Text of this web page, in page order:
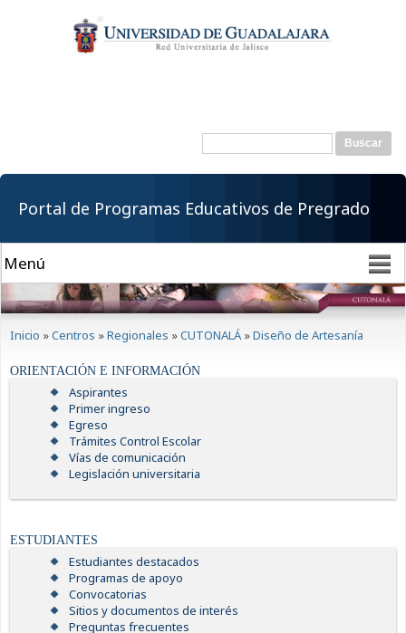
contenido
principal
Formulario de
Buscar
Portal de Programas Educativos de Pregrado
Inicio »Centros »Regionales »CUTONALÁ »Diseño de Artesanía
ORIENTACIÓN E INFORMACIÓN
Aspirantes
Primer ingreso
Egreso
Trámites Control Escolar
Vías de comunicación
Legislación universitaria
ESTUDIANTES
Estudiantes destacados
Programas de apoyo
Convocatorias
Sitios y documentos de interés
Preguntas frecuentes